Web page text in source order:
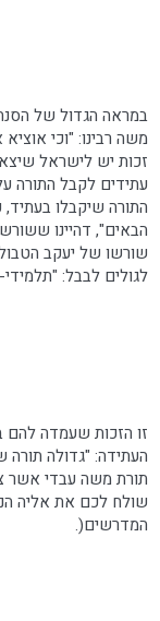
במראה הגדול של
משה רבינו: "וכי
זכות יש לישראל
עתידים לקבל התורה
התורה שיקבלו
הבאים", דהיינו
שורשו של יעקב הטבול
לגולים לבבל:
זו הזכות שעמדה להם
העתידה: "גדולה
תורת משה עבדי אשר
שולח לכם את אליה
המדרשים(.